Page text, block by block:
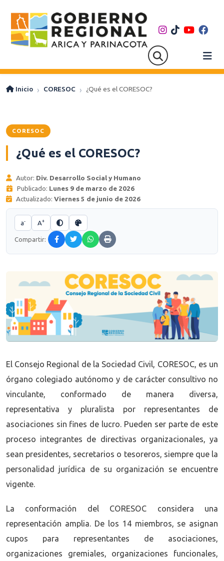
Inicio CORESOC ¿Qué es el CORESOC?
CORESOC
¿Qué es el CORESOC?
Autor: Div. Desarrollo Social y Humano
Publicado: Lunes 9 de marzo de 2026
Actualizado: Viernes 5 de junio de 2026
a- A+
Compartir:
El Consejo Regional de la Sociedad Civil, CORESOC, es un
órgano colegiado autónomo y de carácter consultivo no
vinculante, conformado de manera diversa,
representativa y pluralista por representantes de
asociaciones sin fines de lucro. Pueden ser parte de este
proceso integrantes de directivas organizacionales, ya
sean presidentes, secretarios o tesoreros, siempre que la
personalidad jurídica de su organización se encuentre
vigente.
La conformación del CORESOC considera una
representación amplia. De los 14 miembros, se asignan
cupos para representantes de asociaciones,
organizaciones gremiales, organizaciones funcionales,